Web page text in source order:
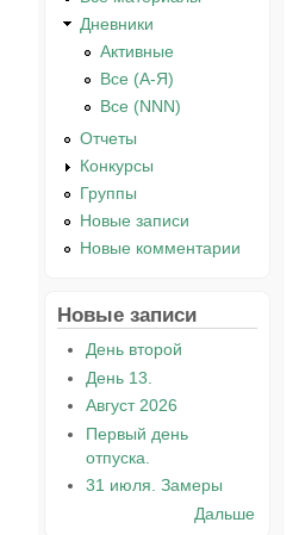
Дневники
Активные
Все (А-Я)
Все (NNN)
Отчеты
Конкурсы
Группы
Новые записи
Новые комментарии
Новые записи
День второй
День 13.
Август 2026
Первый день
отпуска.
31 июля. Замеры
Дальше